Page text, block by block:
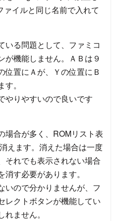
ァイルと同じ名前で入れて
いる問題として、ファミコ
が機能しません。ＡＢは９
位置にＡが、Ｙの位置にＢ
。
やりやすいので良いです
場合が多く、ROMリスト表
えます。消えた場合は一度
それでも表示されない場合
す必要があります。
いので分かりませんが、フ
レクトボタンが機能してい
ません。